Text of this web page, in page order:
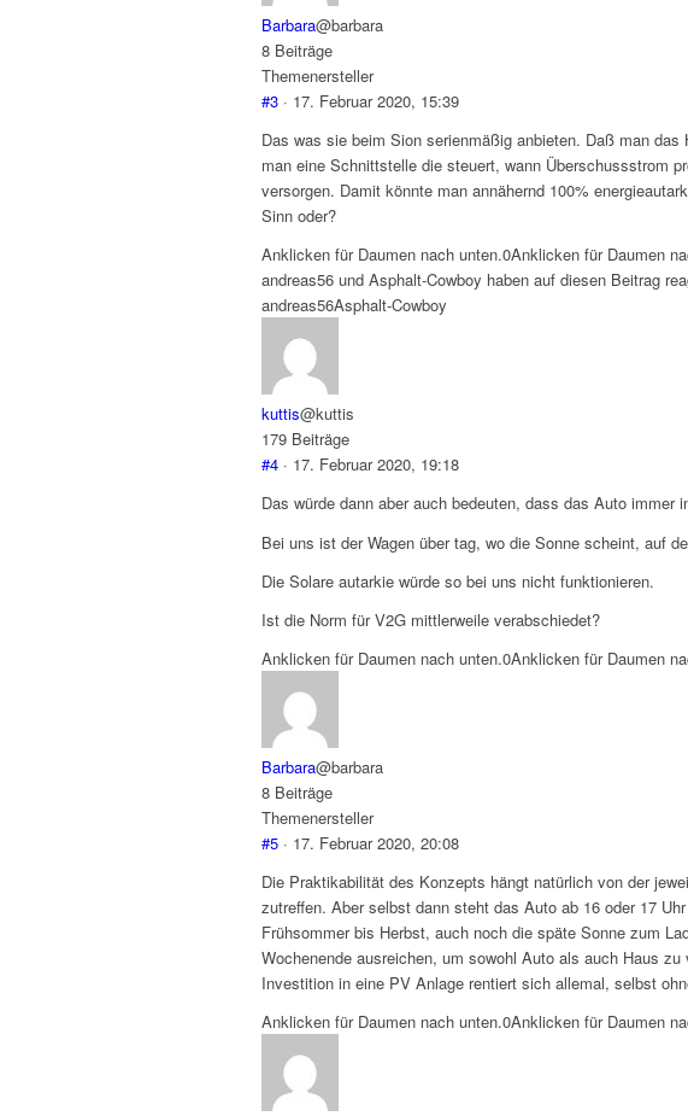
Barbara@barbara
8 Beiträge
Themenersteller
#3 · 17. Februar 2020, 15:39
Das was sie beim Sion serienmäßig anbieten. Daß man
man eine Schnittstelle die steuert, wann Überschussstrom
versorgen. Damit könnte man annähernd 100%
Sinn oder?
Anklicken für Daumen nach unten.0Anklicken für Daumen
andreas56 und Asphalt-Cowboy haben auf diesen Beitrag
andreas56Asphalt-Cowboy
kuttis@kuttis
179 Beiträge
#4 · 17. Februar 2020, 19:18
Das würde dann aber auch bedeuten, dass das Auto immer
Bei uns ist der Wagen über tag, wo die Sonne scheint, auf
Die Solare autarkie würde so bei uns nicht funktionieren.
Ist die Norm für V2G mittlerweile verabschiedet?
Anklicken für Daumen nach unten.0Anklicken für Daumen
Barbara@barbara
8 Beiträge
Themenersteller
#5 · 17. Februar 2020, 20:08
Die Praktikabilität des Konzepts hängt natürlich von der
zutreffen. Aber selbst dann steht das Auto ab 16 oder 17
Frühsommer bis Herbst, auch noch die späte Sonne zum
Wochenende ausreichen, um sowohl Auto als auch Haus
Investition in eine PV Anlage rentiert sich allemal, selbst
Anklicken für Daumen nach unten.0Anklicken für Daumen